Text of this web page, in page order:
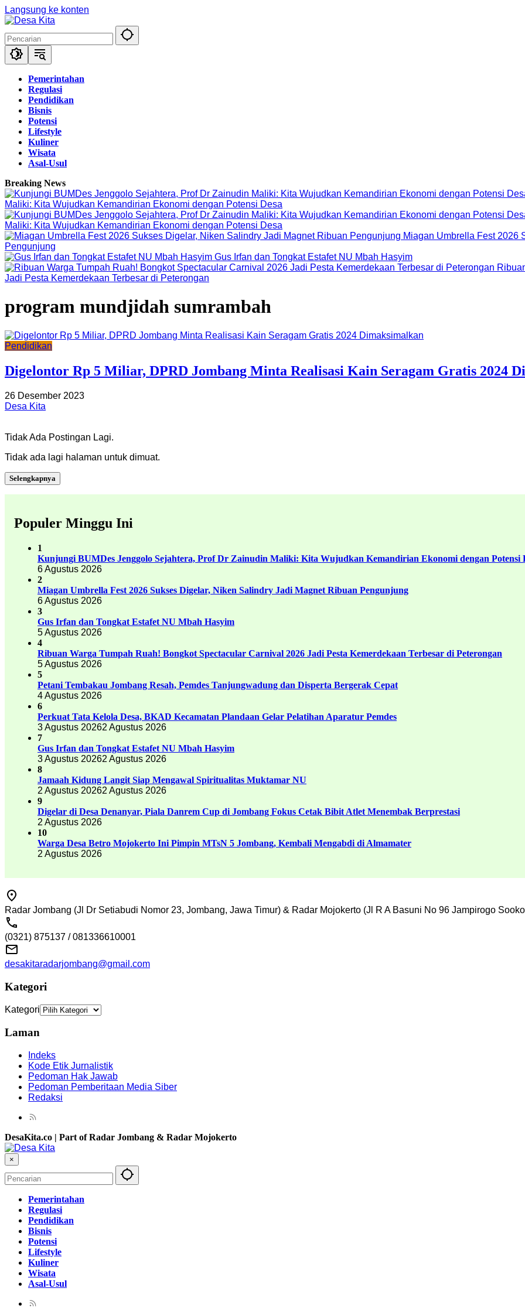
Langsung ke konten
Pemerintahan
Regulasi
Pendidikan
Bisnis
Potensi
Lifestyle
Kuliner
Wisata
Asal-Usul
Breaking News
Maliki: Kita Wujudkan Kemandirian Ekonomi dengan Potensi Desa
Maliki: Kita Wujudkan Kemandirian Ekonomi dengan Potensi Desa
Miagan Umbrella Fest 2026
Pengunjung
Gus Irfan dan Tongkat Estafet NU Mbah Hasyim
Jadi Pesta Kemerdekaan Terbesar di Peterongan
program mundjidah sumrambah
Pendidikan
Digelontor Rp 5 Miliar, DPRD Jombang Minta Realisasi Kain Seragam Gratis 2024
26 Desember 2023
Desa Kita
Tidak Ada Postingan Lagi.
Tidak ada lagi halaman untuk dimuat.
Selengkapnya
Populer Minggu Ini
1
Kunjungi BUMDes Jenggolo Sejahtera, Prof Dr Zainudin Maliki: Kita Wujudkan Kemandirian Ekonomi dengan Potensi
6 Agustus 2026
2
Miagan Umbrella Fest 2026 Sukses Digelar, Niken Salindry Jadi Magnet Ribuan Pengunjung
6 Agustus 2026
3
Gus Irfan dan Tongkat Estafet NU Mbah Hasyim
5 Agustus 2026
4
Ribuan Warga Tumpah Ruah! Bongkot Spectacular Carnival 2026 Jadi Pesta Kemerdekaan Terbesar di Peterongan
5 Agustus 2026
5
Petani Tembakau Jombang Resah, Pemdes Tanjungwadung dan Disperta Bergerak Cepat
4 Agustus 2026
6
Perkuat Tata Kelola Desa, BKAD Kecamatan Plandaan Gelar Pelatihan Aparatur Pemdes
3 Agustus 20262 Agustus 2026
7
Gus Irfan dan Tongkat Estafet NU Mbah Hasyim
3 Agustus 20262 Agustus 2026
8
Jamaah Kidung Langit Siap Mengawal Spiritualitas Muktamar NU
2 Agustus 20262 Agustus 2026
9
Digelar di Desa Denanyar, Piala Danrem Cup di Jombang Fokus Cetak Bibit Atlet Menembak Berprestasi
2 Agustus 2026
10
Warga Desa Betro Mojokerto Ini Pimpin MTsN 5 Jombang, Kembali Mengabdi di Almamater
2 Agustus 2026
Radar Jombang (Jl Dr Setiabudi Nomor 23, Jombang, Jawa Timur) & Radar Mojokerto (Jl R A Basuni No 96 Jampirogo
(0321) 875137 / 081336610001
desakitaradarjombang@gmail.com
Kategori
Kategori
Laman
Indeks
Kode Etik Jurnalistik
Pedoman Hak Jawab
Pedoman Pemberitaan Media Siber
Redaksi
DesaKita.co | Part of Radar Jombang & Radar Mojokerto
×
Pemerintahan
Regulasi
Pendidikan
Bisnis
Potensi
Lifestyle
Kuliner
Wisata
Asal-Usul